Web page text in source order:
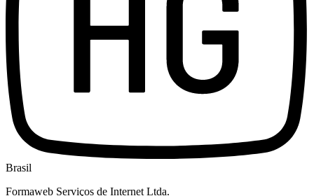
Brasil
Formaweb Serviços de Internet Ltda.